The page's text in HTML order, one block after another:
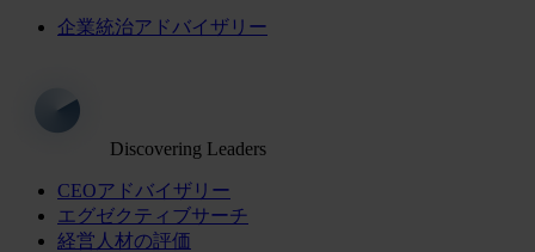
企業統治アドバイザリー
Discovering Leaders
CEOアドバイザリー
エグゼクティブサーチ
経営人材の評価